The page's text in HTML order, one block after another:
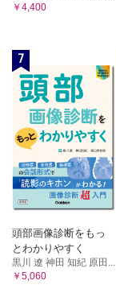
￥4,400
7
頭部画像診断をもっ
とわかりやすく
黒川 遼 神田 知紀 原田...
￥5,060